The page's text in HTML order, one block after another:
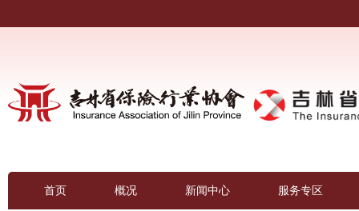
首页 概况 新闻中心 服务专区